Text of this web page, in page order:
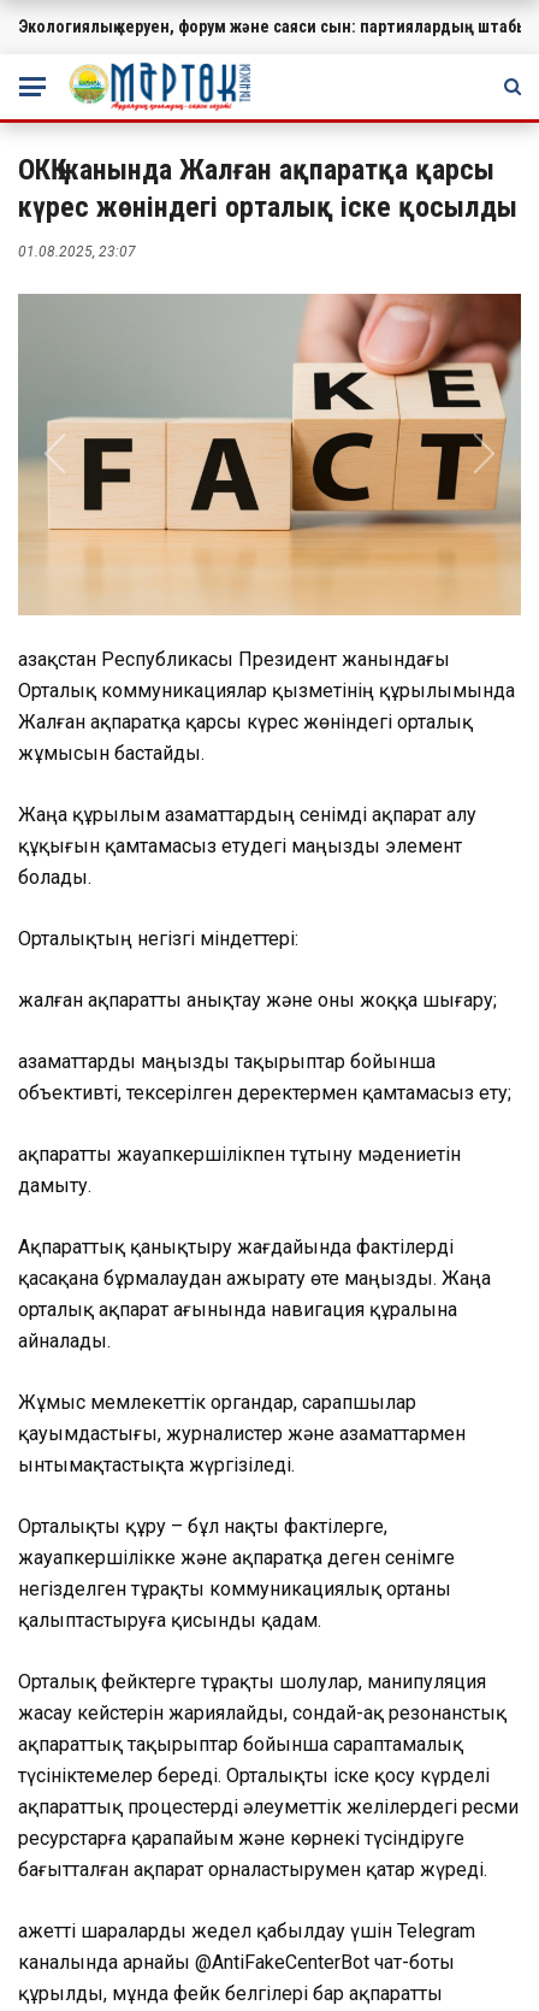
МАҢЫЗДЫ
Экологиялық керуен, форум және саяси сын: партиялардың
ОКҚ жанында Жалған ақпаратқа қарсы
күрес жөніндегі орталық іске қосылды
01.08.2025, 23:07
Қазақстан Республикасы Президент жанындағы
Орталық коммуникациялар қызметінің құрылымында
Жалған ақпаратқа қарсы күрес жөніндегі орталық
жұмысын бастайды.
Жаңа құрылым азаматтардың сенімді ақпарат алу
құқығын қамтамасыз етудегі маңызды элемент
болады.
Орталықтың негізгі міндеттері:
жалған ақпаратты анықтау және оны жоққа шығару;
азаматтарды маңызды тақырыптар бойынша
объективті, тексерілген деректермен қамтамасыз ету;
ақпаратты жауапкершілікпен тұтыну мәдениетін
дамыту.
Ақпараттық қанықтыру жағдайында фактілерді
қасақана бұрмалаудан ажырату өте маңызды. Жаңа
орталық ақпарат ағынында навигация құралына
айналады.
Жұмыс мемлекеттік органдар, сарапшылар
қауымдастығы, журналистер және азаматтармен
ынтымақтастықта жүргізіледі.
Орталықты құру – бұл нақты фактілерге,
жауапкершілікке және ақпаратқа деген сенімге
негізделген тұрақты коммуникациялық ортаны
қалыптастыруға қисынды қадам.
Орталық фейктерге тұрақты шолулар, манипуляция
жасау кейстерін жариялайды, сондай-ақ резонанстық
ақпараттық тақырыптар бойынша сараптамалық
түсініктемелер береді. Орталықты іске қосу күрделі
ақпараттық процестерді әлеуметтік желілердегі ресми
ресурстарға қарапайым және көрнекі түсіндіруге
бағытталған ақпарат орналастырумен қатар жүреді.
Қажетті шараларды жедел қабылдау үшін Telegram
каналында арнайы @AntiFakeCenterBot чат-боты
құрылды, мұнда фейк белгілері бар ақпаратты